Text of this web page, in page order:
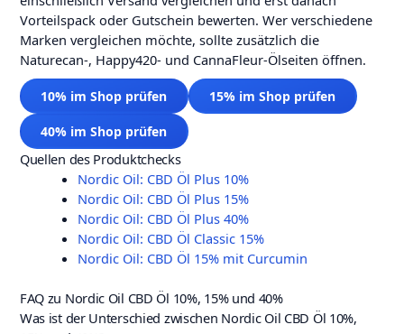
Vorteilspack oder Gutschein bewerten. Wer verschiedene
Marken vergleichen möchte, sollte zusätzlich die
Naturecan-, Happy420- und CannaFleur-Ölseiten öffnen.
10% im Shop prüfen 15% im Shop prüfen
40% im Shop prüfen
Quellen des Produktchecks
Nordic Oil: CBD Öl Plus 10%
Nordic Oil: CBD Öl Plus 15%
Nordic Oil: CBD Öl Plus 40%
Nordic Oil: CBD Öl Classic 15%
Nordic Oil: CBD Öl 15% mit Curcumin
FAQ zu Nordic Oil CBD Öl 10%, 15% und 40%
Was ist der Unterschied zwischen Nordic Oil CBD Öl 10%,